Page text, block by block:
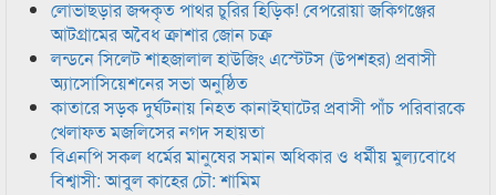
লোভাছড়ার জব্দকৃত পাথর চুরির হিড়িক! বেপরোয়া জকিগঞ্জের
আটগ্রামের অবৈধ ক্রাশার জোন চক্র
লন্ডনে সিলেট শাহজালাল হাউজিং এস্টেটস (উপশহর) প্রবাসী
অ্যাসোসিয়েশনের সভা অনুষ্ঠিত
কাতারে সড়ক দুর্ঘটনায় নিহত কানাইঘাটের প্রবাসী পাঁচ পরিবারকে
খেলাফত মজলিসের নগদ সহায়তা
বিএনপি সকল ধর্মের মানুষের সমান অধিকার ও ধর্মীয় মুল্যবোধে
বিশ্বাসী: আবুল কাহের চৌ: শামিম